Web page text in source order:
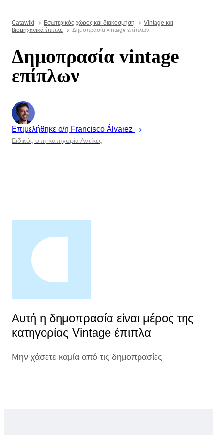
Catawiki Εσωτερικός χώρος και διακόσμηση
Vintage και
βιομηχανικά έπιπλα
Δημοπρασία vintage επίπλων
Δημοπρασία vintage
επίπλων
Επιμελήθηκε ο/η Francisco Álvarez
Ειδικός στη κατηγορία Αντίκες
Αυτή η δημοπρασία είναι μέρος της
κατηγορίας Vintage έπιπλα
Μην χάσετε καμία από τις δημοπρασίες